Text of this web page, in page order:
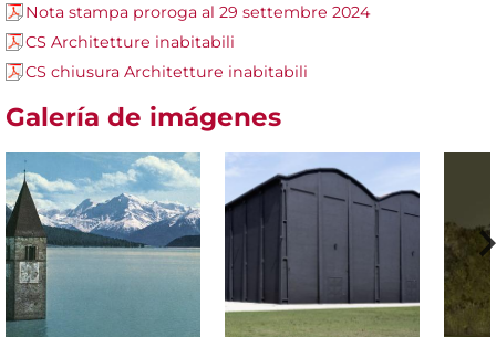
Nota stampa proroga al 29 settembre 2024
CS Architetture inabitabili
CS chiusura Architetture inabitabili
Galería de imágenes